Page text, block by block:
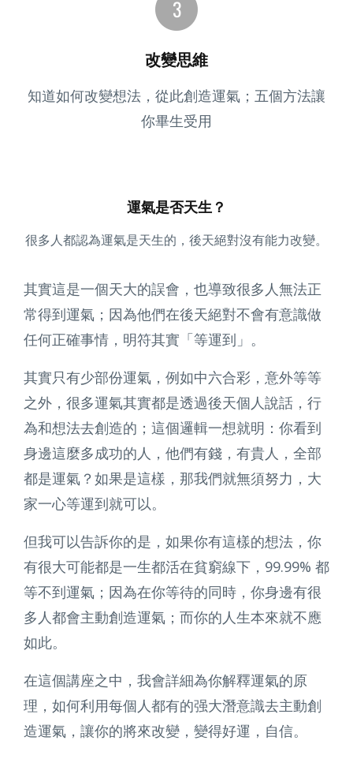
改變思維
知道如何改變想法，從此創造運氣；五個方法讓
你畢生受用
運氣是否天生？
很多人都認為運氣是天生的，後天絕對沒有能力改變。
其實這是一個天大的誤會，也導致很多人無法正
常得到運氣；因為他們在後天絕對不會有意識做
任何正確事情，明符其實「等運到」。
其實只有少部份運氣，例如中六合彩，意外等等
之外，很多運氣其實都是透過後天個人說話，行
為和想法去創造的；這個邏輯一想就明：你看到
身邊這麼多成功的人，他們有錢，有貴人，全部
都是運氣？如果是這樣，那我們就無須努力，大
家一心等運到就可以。
但我可以告訴你的是，如果你有這樣的想法，你
有很大可能都是一生都活在貧窮線下，99.99% 都
等不到運氣；因為在你等待的同時，你身邊有很
多人都會主動創造運氣；而你的人生本來就不應
如此。
在這個講座之中，我會詳細為你解釋運氣的原
理，如何利用每個人都有的强大潛意識去主動創
造運氣，讓你的將來改變，變得好運，自信。